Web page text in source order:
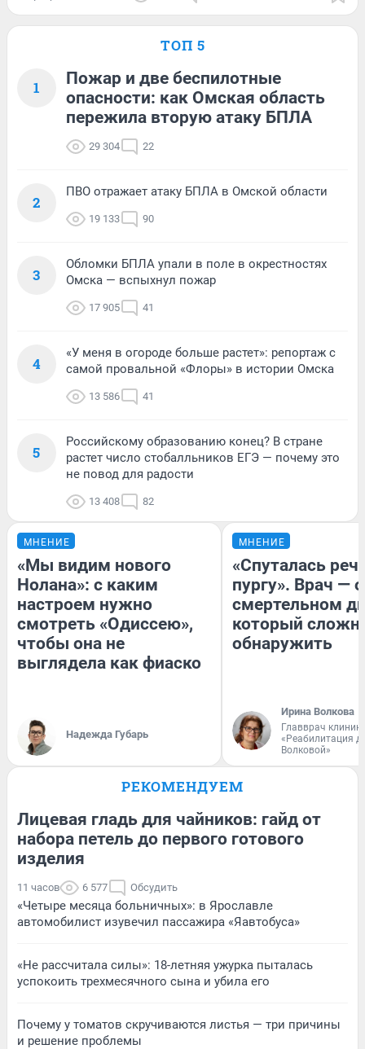
ТОП 5
1
Пожар и две беспилотные
опасности: как Омская область
пережила вторую атаку БПЛА
29 304 22
2
ПВО отражает атаку БПЛА в Омской области
19 133 90
3
Обломки БПЛА упали в поле в окрестностях
Омска — вспыхнул пожар
17 905 41
4
«У меня в огороде больше растет»: репортаж с
самой провальной «Флоры» в истории Омска
13 586 41
5
Российскому образованию конец? В стране
растет число стобалльников ЕГЭ — почему это
не повод для радости
13 408 82
МНЕНИЕ
«Мы видим нового
Нолана»: с каким
настроем нужно
смотреть «Одиссею»,
чтобы она не
выглядела как фиаско
Надежда Губарь
МНЕНИЕ
«Спуталась
пургу». Врач — о
смертельном
который
обнаружить
Ирина Волкова
Главврач
«Реабилитация
Волковой»
РЕКОМЕНДУЕМ
Лицевая гладь для чайников: гайд от
набора петель до первого готового
изделия
11 часов 6 577 Обсудить
«Четыре месяца больничных»: в Ярославле
автомобилист изувечил пассажира «Яавтобуса»
«Не рассчитала силы»: 18-летняя ужурка пыталась
успокоить трехмесячного сына и убила его
Почему у томатов скручиваются листья — три причины
и решение проблемы